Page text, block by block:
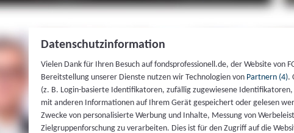
Datenschutzinformation
Vielen Dank für Ihren Besuch auf fondsprofessionell.de, der Website von
Bereitstellung unserer Dienste nutzen wir Technologien von Partnern (4).
(z. B. Login-basierte Identifikatoren, zufällig zugewiesene
mit anderen Informationen auf Ihrem Gerät gespeichert oder gelesen
Zwecke von personalisierte Werbung und Inhalte, Messung von
Zielgruppenforschung zu verarbeiten. Dies ist für den Zugriff auf die